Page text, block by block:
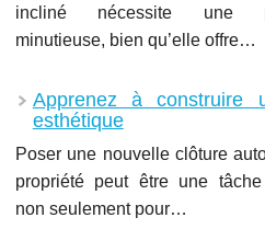
incliné nécessite une
minutieuse, bien qu’elle offre…
Apprenez à construire
esthétique
Poser une nouvelle clôture
propriété peut être une tâche
non seulement pour…